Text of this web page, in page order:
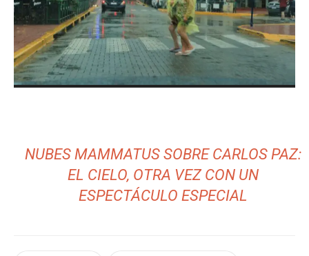
NUBES MAMMATUS SOBRE CARLOS PAZ:
EL CIELO, OTRA VEZ CON UN
ESPECTÁCULO ESPECIAL